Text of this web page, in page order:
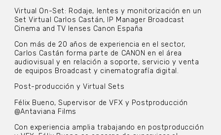
Virtual On-Set: Rodaje, lentes y monitorización en un
Set Virtual Carlos Castán, IP Manager Broadcast
Cinema and TV lenses Canon España
Con más de 20 años de experiencia en el sector,
Carlos Castán forma parte de CANON en el área
audiovisual y en relación a soporte, servicio y venta
de equipos Broadcast y cinematografía digital.
Post-producción y Virtual Sets
Félix Bueno, Supervisor de VFX y Postproducción
@Antaviana Films
Con experiencia amplia trabajando en postproducción